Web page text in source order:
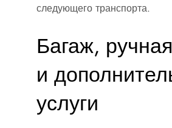
следующего транспорта.
Багаж,
и
услуги